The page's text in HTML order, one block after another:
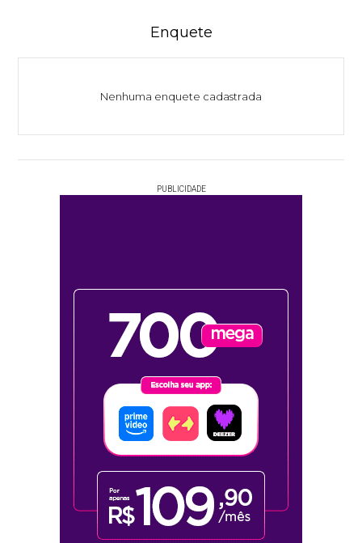
Enquete
Nenhuma enquete cadastrada
PUBLICIDADE